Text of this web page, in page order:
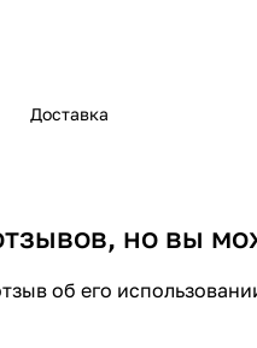
Доставка
но вы
об его